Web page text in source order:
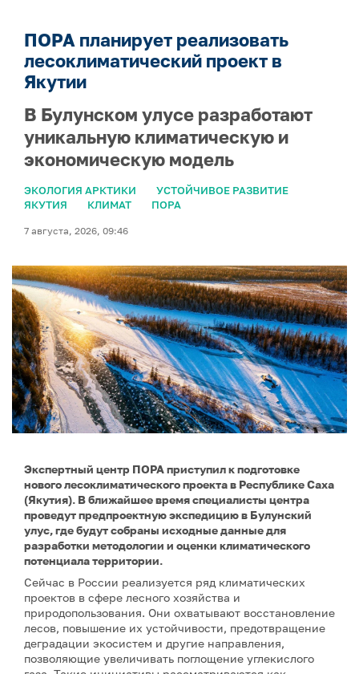
ПОРА планирует реализовать
лесоклиматический проект в
Якутии
В Булунском улусе разработают
уникальную климатическую и
экономическую модель
ЭКОЛОГИЯ АРКТИКИ
УСТОЙЧИВОЕ РАЗВИТИЕ
ЯКУТИЯ
КЛИМАТ ПОРА
7 августа, 2026, 09:46
Экспертный центр ПОРА приступил к подготовке
нового лесоклиматического проекта в Республике Саха
(Якутия). В ближайшее время специалисты центра
проведут предпроектную экспедицию в Булунский
улус, где будут собраны исходные данные для
разработки методологии и оценки климатического
потенциала территории.
Сейчас в России реализуется ряд климатических
проектов в сфере лесного хозяйства и
природопользования. Они охватывают восстановление
лесов, повышение их устойчивости, предотвращение
деградации экосистем и другие направления,
позволяющие увеличивать поглощение углекислого